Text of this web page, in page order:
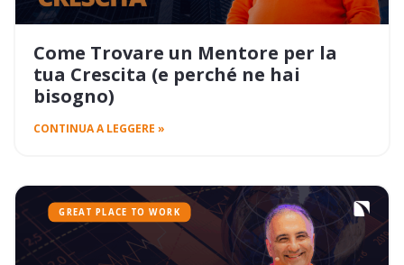
Come Trovare un Mentore per la
tua Crescita (e perché ne hai
bisogno)
CONTINUA A LEGGERE »
GREAT PLACE TO WORK